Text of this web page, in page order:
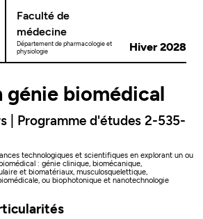
Faculté de
médecine
Département de pharmacologie et
physiologie
Hiver 2028
génie biomédical
| Programme d'études 2-535-
technologiques et scientifiques en explorant un ou
: génie clinique, biomécanique,
et biomatériaux, musculosquelettique,
ou biophotonique et nanotechnologie